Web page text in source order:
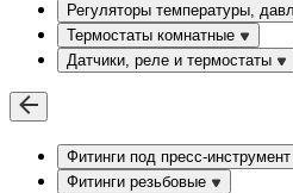
Регуляторы температуры,
Термостаты комнатные
Датчики, реле и термостаты
Фитинги под пресс-инструмент
Фитинги резьбовые